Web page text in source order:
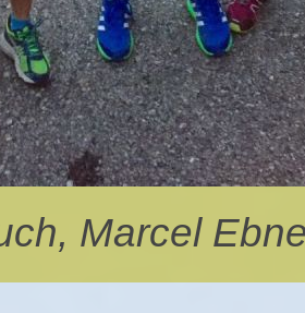
Marcel